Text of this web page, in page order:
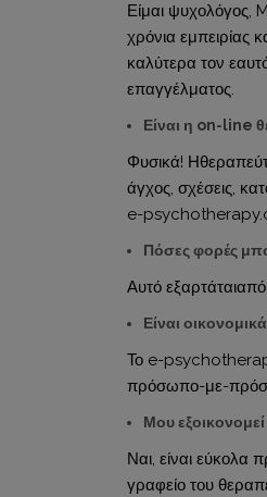
Είμαι ψυχολόγος,
χρόνια εμπειρίας
καλύτερα τον
επαγγέλματος.
Είναι η on-line
Φυσικά!
άγχος, σχέσεις,
e-
Πόσες φορές
Αυτό
Είναι
Το e-
πρόσωπο-με-
Μου
Ναι, είναι εύκολα
γραφείο του